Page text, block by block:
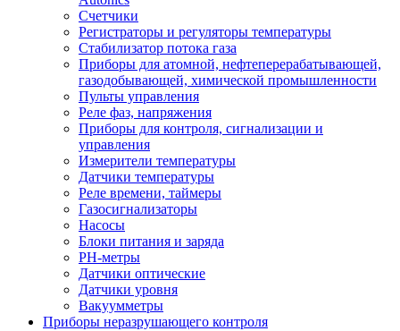
Счетчики
Регистраторы и регуляторы температуры
Стабилизатор потока газа
Приборы для атомной, нефтеперерабатывающей,
газодобывающей, химической промышленности
Пульты управления
Реле фаз, напряжения
Приборы для контроля, сигнализации и
управления
Измерители температуры
Датчики температуры
Реле времени, таймеры
Газосигнализаторы
Насосы
Блоки питания и заряда
PH-метры
Датчики оптические
Датчики уровня
Вакуумметры
Приборы неразрушающего контроля